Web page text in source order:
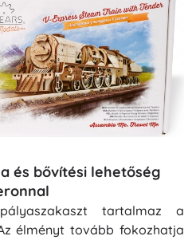
és bővítési lehetőség
tartalmaz a
élményt tovább fokozhatja